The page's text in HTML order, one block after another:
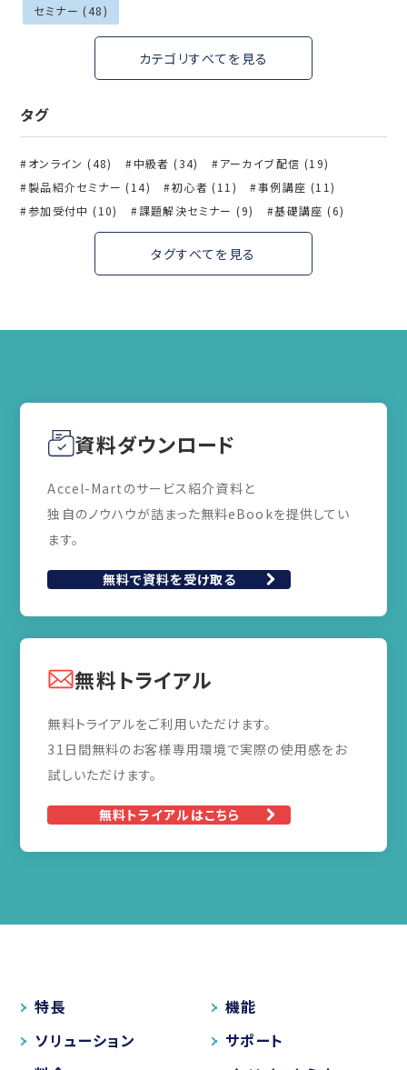
セミナー (48)
カテゴリすべてを見る
タグ
オンライン (48) 中級者 (34)
アーカイブ配信 (19)
製品紹介セミナー (14)
初心者 (11)
事例講座 (11)
参加受付中 (10)
課題解決セミナー (9) 基礎講座 (6)
タグすべてを見る
資料ダウンロード
Accel-Martのサービス紹介資料と
独自のノウハウが詰まった無料eBookを提供してい
ます。
無料で資料を受け取る
無料トライアル
無料トライアルをご利用いただけます。
31日間無料のお客様専用環境で実際の使用感をお
試しいただけます。
無料トライアルはこちら
特長
機能
ソリューション
サポート